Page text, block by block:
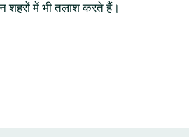
शहरों में भी तलाश करते हैं।